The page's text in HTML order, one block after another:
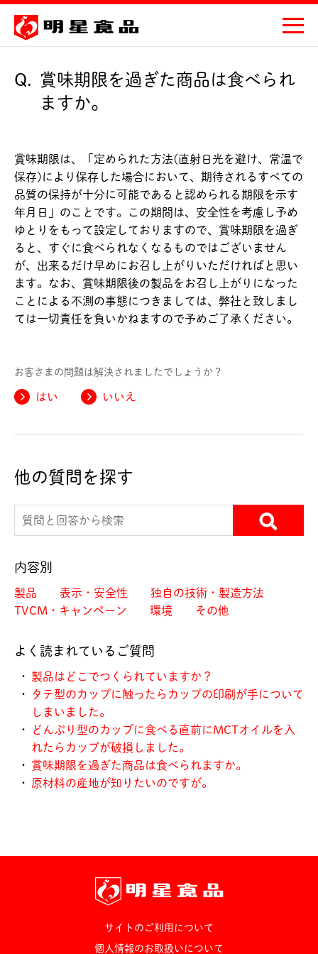
Q.
賞味期限を過ぎた商品は食べられ
ますか。
賞味期限は、「定められた方法(直射日光を避け、常温で
保存)により保存した場合において、期待されるすべての
品質の保持が十分に可能であると認められる期限を示す
年月日」のことです。この期間は、安全性を考慮し予め
ゆとりをもって設定しておりますので、賞味期限を過ぎ
ると、すぐに食べられなくなるものではございません
が、出来るだけ早めにお召し上がりいただければと思い
ます。なお、賞味期限後の製品をお召し上がりになった
ことによる不測の事態につきましては、弊社と致しまし
ては一切責任を負いかねますので予めご了承ください。
お客さまの問題は解決されましたでしょうか？
はい いいえ
他の質問を探す
内容別
製品 表示・安全性
独自の技術・製造方法
TVCM・キャンペーン
環境 その他
よく読まれているご質問
・ 製品はどこでつくられていますか？
・
タテ型のカップに触ったらカップの印刷が手について
しまいました。
・
どんぶり型のカップに食べる直前にMCTオイルを入
れたらカップが破損しました。
・ 賞味期限を過ぎた商品は食べられますか。
・ 原材料の産地が知りたいのですが。
サイトのご利用について
個人情報のお取扱いについて